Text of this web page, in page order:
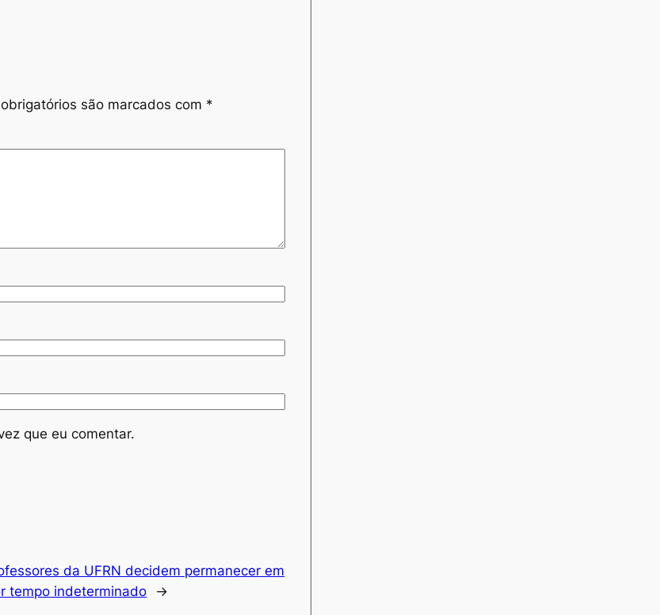
são marcados com *
que eu comentar.
da UFRN decidem permanecer em
tempo indeterminado
→